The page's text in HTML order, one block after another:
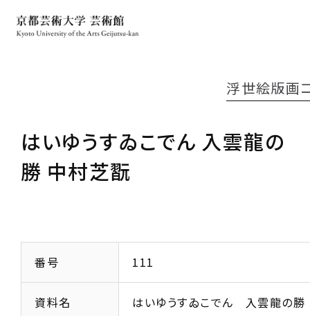
はいゆうすゐこでん 入雲龍の
勝 中村芝翫
浮世絵版画
番号 111
資料名 はいゆうすゐこでん 入雲龍の